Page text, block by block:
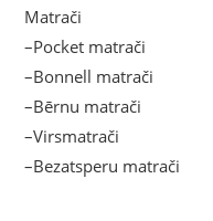
Matrači
–Pocket matrači
–Bonnell matrači
–Bērnu matrači
–Virsmatrači
–Bezatsperu matrači